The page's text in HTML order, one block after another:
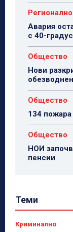
Регионално
Авария
с 40-
Общество
Нови
Общество
134
Общество
НОИ
пенсии
Теми
Криминално